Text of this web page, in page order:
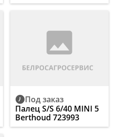
Под заказ
Палец S/S 6/40 MINI 5
Berthoud 723993